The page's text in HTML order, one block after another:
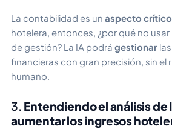
La contabilidad es un aspecto crítico
hotelera, entonces, ¿por qué no
de gestión? La IA podrá gestionar
financieras con gran precisión, sin el
humano.
3. Entendiendo el análisis de
aumentar los ingresos